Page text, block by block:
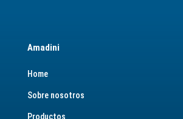
Amadini
Home
Sobre nosotros
Productos